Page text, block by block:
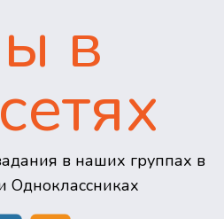
в
в наших группах в
Одноклассниках